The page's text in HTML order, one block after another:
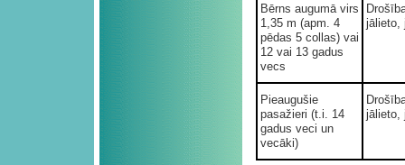
Bērns augumā virs
1,35 m (apm. 4
pēdas 5 collas) vai
12 vai 13 gadus
vecs
jālieto,
Pieaugušie
pasažieri (t.i. 14
gadus veci un
vecāki)
jālieto,